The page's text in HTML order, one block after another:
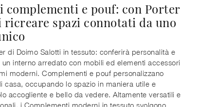
complementi e pouf: con Porter
spazi connotati da uno
di Doimo Salotti in tessuto: conferirà personalità e
interno arredato con mobili ed elementi accessori
moderni. Complementi e pouf personalizzano
casa, occupando lo spazio in maniera utile e
accogliente e bello da vedere. Altamente versatili e
i Complementi moderni in tessuto svolgono